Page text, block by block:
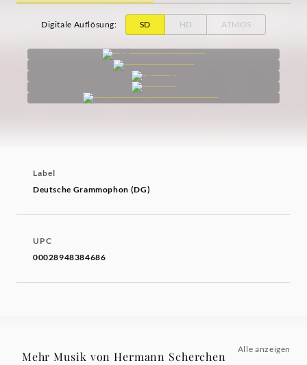
Digitale Auflösung: SD HD ATMOS
Label
Deutsche Grammophon (DG)
UPC
00028948384686
Mehr Musik von Hermann Scherchen
Alle anzeigen